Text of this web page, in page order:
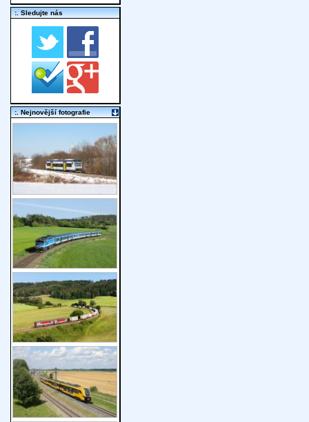
:. Sledujte nás
:. Nejnovější fotografie